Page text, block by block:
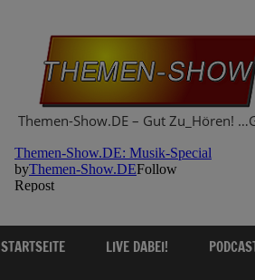
Themen-Show.DE – Gut Zu_Hören!
STARTSEITE LIVE DABEI!